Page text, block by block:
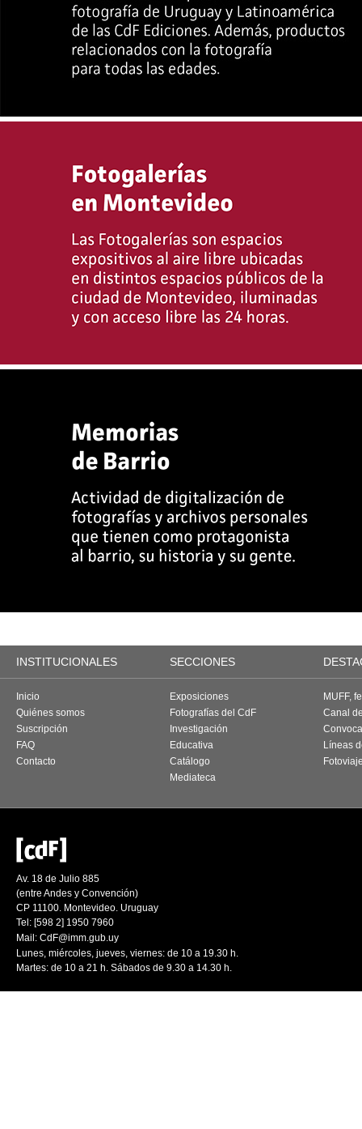
INSTITUCIONALES SECCIONES
Inicio
Quiénes somos
Suscripción
FAQ
Contacto
Exposiciones
Fotografías del CdF
Investigación
Educativa
Catálogo
Mediateca
MUFF,
Canal
Líneas
Av. 18 de Julio 885
(entre Andes y Convención)
CP 11100. Montevideo. Uruguay
Tel: [598 2] 1950 7960
Mail: CdF@imm.gub.uy
Lunes, miércoles, jueves, viernes: de 10 a 19.30 h.
Martes: de 10 a 21 h. Sábados de 9.30 a 14.30 h.